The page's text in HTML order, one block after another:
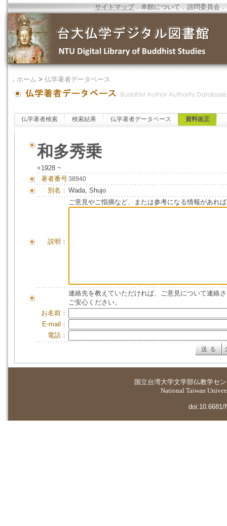
サイトマップ．本館について ．諮問委員会 ．
． ホーム > 仏学著者データベース
仏学著者検索 検索結果 仏学著者データベース 資料改正
和多秀乗
+1928 ~
著者番号38940
別名： Wada, Shujo
説明：
ご意見やご指摘など、または参考になる情報があれ
連絡先を教えていただければ、ご意見について連絡
ご安心ください。
お名前：
E-mail：
電話：
国立台湾大学文学部仏教学セ
National Taiwan
doi:10.6681/